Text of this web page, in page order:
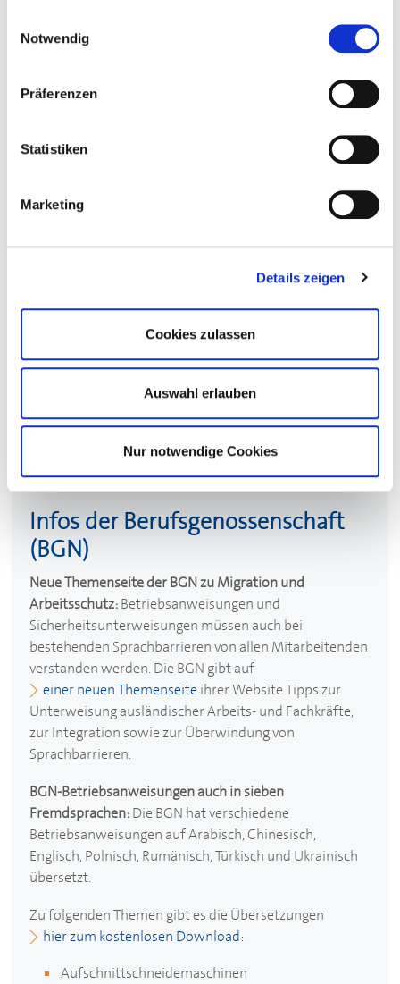
Notwendig
Präferenzen
Statistiken
Marketing
Details zeigen
Cookies zulassen
Auswahl erlauben
Nur notwendige Cookies
Schutzstatus für Ukrainer
Wichtige Info für Arbeitgeber: Der Rat der EU hat den
vorübergehenden Schutz für ukrainische Geflüchtete
Infos der Berufsgenossenschaft
(BGN)
Neue Themenseite der BGN zu Migration und
Arbeitsschutz:Betriebsanweisungen und
Sicherheitsunterweisungen müssen auch bei
bestehenden Sprachbarrieren von allen Mitarbeitenden
verstanden werden. Die BGN gibt auf
einer neuen Themenseiteihrer Website Tipps zur
Unterweisung ausländischer Arbeits- und Fachkräfte,
zur Integration sowie zur Überwindung von
Sprachbarrieren.
BGN-Betriebsanweisungen auch in sieben
Fremdsprachen:Die BGN hat verschiedene
Betriebsanweisungen auf Arabisch, Chinesisch,
Englisch, Polnisch, Rumänisch, Türkisch und Ukrainisch
übersetzt.
Zu folgenden Themen gibt es die Übersetzungen
hier zum kostenlosen Download:
Aufschnittschneidemaschinen